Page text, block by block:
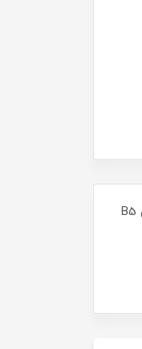
سرم موی دوفاز ضد وز مارال حاوی کراتین و آلوئه ورا، راهکاری مؤثر برای رفع وز، خشکی و گره‌خوردگی موها به شمار می‌رود. این سرم با ترکیبی از کراتین، پروویتامین B5